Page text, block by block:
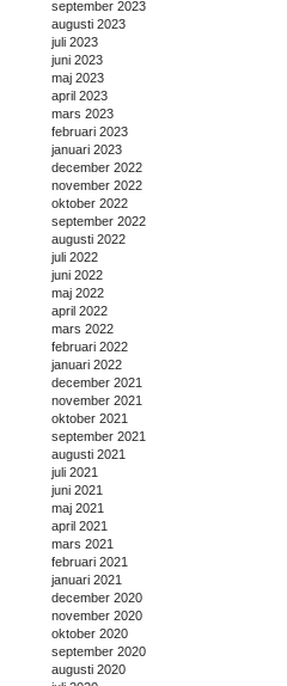
september 2023
augusti 2023
juli 2023
juni 2023
maj 2023
april 2023
mars 2023
februari 2023
januari 2023
december 2022
november 2022
oktober 2022
september 2022
augusti 2022
juli 2022
juni 2022
maj 2022
april 2022
mars 2022
februari 2022
januari 2022
december 2021
november 2021
oktober 2021
september 2021
augusti 2021
juli 2021
juni 2021
maj 2021
april 2021
mars 2021
februari 2021
januari 2021
december 2020
november 2020
oktober 2020
september 2020
augusti 2020